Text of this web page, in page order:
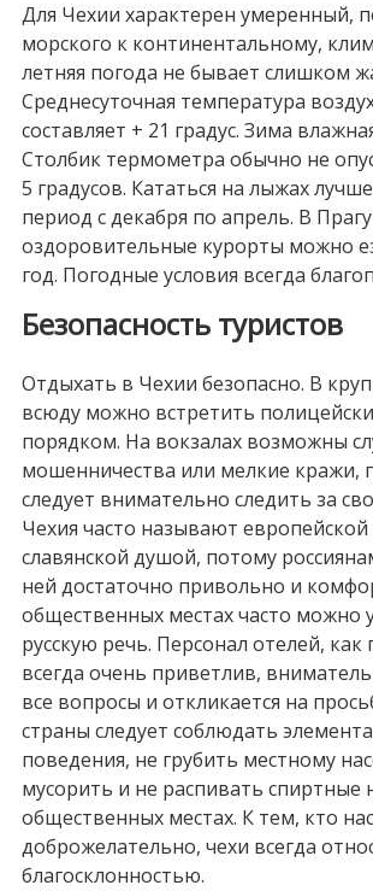
Для Чехии характерен умеренный,
морского к континентальному,
летняя погода не бывает слишком
Среднесуточная температура
составляет + 21 градус. Зима
Столбик термометра обычно не
5 градусов. Кататься на лыжах
период с декабря по апрель. В
оздоровительные курорты можно
год. Погодные условия всегда
Безопасность туристов
Отдыхать в Чехии безопасно. В
всюду можно встретить
порядком. На вокзалах возможны
мошенничества или мелкие кражи,
следует внимательно следить за
Чехия часто называют европейской
славянской душой, потому
ней достаточно привольно и
общественных местах часто можно
русскую речь. Персонал отелей, как
всегда очень приветлив,
все вопросы и откликается на
страны следует соблюдать
поведения, не грубить местному
мусорить и не распивать спиртные
общественных местах. К тем, кто
доброжелательно, чехи всегда
благосклонностью.